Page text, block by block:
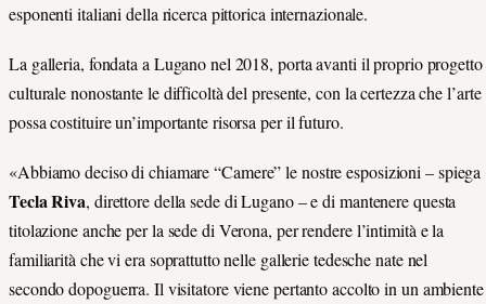
esponenti italiani della ricerca pittorica internazionale.
La galleria, fondata a Lugano nel 2018, porta avanti il proprio progetto
culturale nonostante le difficoltà del presente, con la certezza che l’arte
possa costituire un’importante risorsa per il futuro.
«Abbiamo deciso di chiamare “Camere” le nostre esposizioni – spiega
Tecla Riva, direttore della sede di Lugano – e di mantenere questa
titolazione anche per la sede di Verona, per rendere l’intimità e la
familiarità che vi era soprattutto nelle gallerie tedesche nate nel
secondo dopoguerra. Il visitatore viene pertanto accolto in un ambiente